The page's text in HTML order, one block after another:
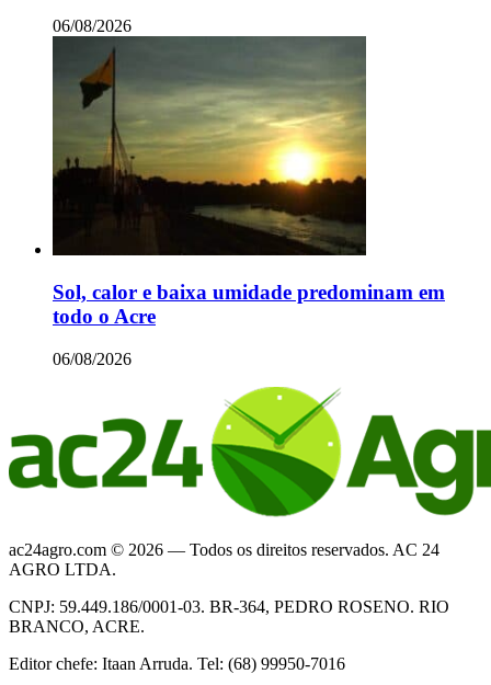
06/08/2026
Sol, calor e baixa umidade predominam em
todo o Acre
06/08/2026
ac24agro.com © 2026 — Todos os direitos reservados. AC 24
AGRO LTDA.
CNPJ: 59.449.186/0001-03. BR-364, PEDRO ROSENO. RIO
BRANCO, ACRE.
Editor chefe: Itaan Arruda. Tel: (68) 99950-7016